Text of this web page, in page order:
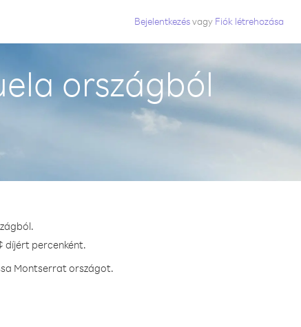
Bejelentkezésvagy Fiók létrehozása
országból
díjért percenként.
Montserrat országot.